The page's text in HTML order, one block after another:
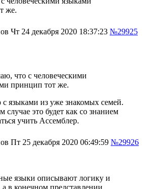
же.
Чт 24 декабря 2020 18:37:23 №29925
что с человеческими
принцип тот же.
с языками из уже знакомых семей.
случае это будет как со знанием
учить Ассемблер.
Пт 25 декабря 2020 06:49:59 №29926
языки описывают логику и
а в конечном представлении